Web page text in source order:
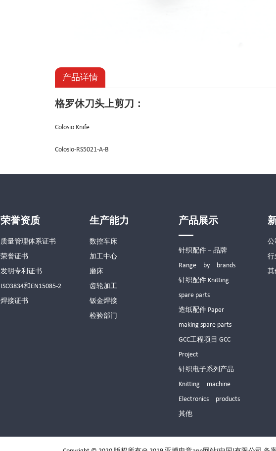
产品详情
格罗休刀头上剪刀：
Colosio Knife
Colosio-RS5021-A-B
荣誉资质
质量管理体系证书
荣誉证书
发明专利证书
ISO3834和EN15085-2
焊接证书
生产能力
数控车床
加工中心
磨床
齿轮加工
钣金焊接
检验部门
产品展示
针织配件－品牌
Range by brands
针织配件 Knitting
spare parts
造纸配件 Paper
making spare parts
GCC工程项目 GCC
Project
针织电子系列产品
Knitting machine
Electronics products
其他
公
行
其